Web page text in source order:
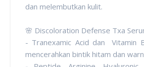
dan melembutkan kulit.
🌸 Discoloration Defense Txa
- Tranexamic Acid dan Vitamin
mencerahkan bintik hitam dan